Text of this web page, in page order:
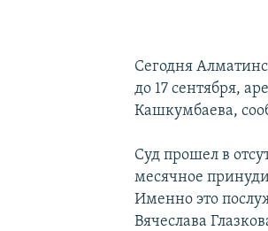
Сегодня
до 17 сентября,
Кашкумбаева,
Суд прошел в
месячное
Именно это
Вячеслава